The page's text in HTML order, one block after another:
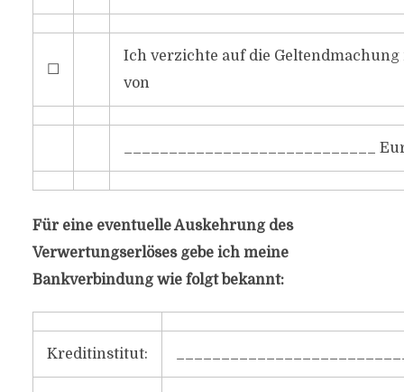
☐
Ich verzichte auf die
von
____________________________
Für eine eventuelle Auskehrung des
Verwertungserlöses gebe ich meine
Bankverbindung wie folgt bekannt:
Kreditinstitut: